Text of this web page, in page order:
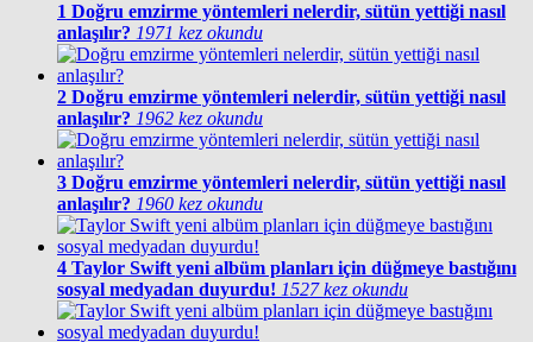
1 Doğru emzirme yöntemleri nelerdir, sütün yettiği nasıl
anlaşılır? 1971 kez okundu
2 Doğru emzirme yöntemleri nelerdir, sütün yettiği nasıl
anlaşılır? 1962 kez okundu
3 Doğru emzirme yöntemleri nelerdir, sütün yettiği nasıl
anlaşılır? 1960 kez okundu
4 Taylor Swift yeni albüm planları için düğmeye bastığını
sosyal medyadan duyurdu! 1527 kez okundu